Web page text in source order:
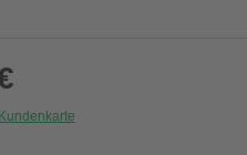
Kundenkarte